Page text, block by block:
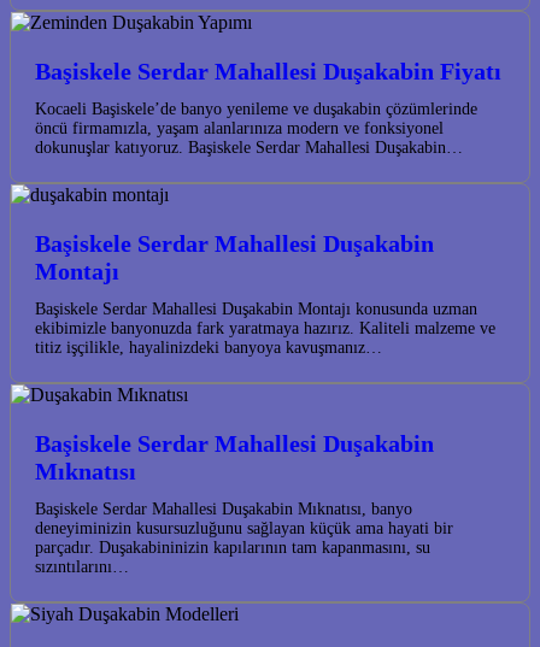
Başiskele Serdar Mahallesi Duşakabin Fiyatı
Kocaeli Başiskele’de banyo yenileme ve duşakabin çözümlerinde
öncü firmamızla, yaşam alanlarınıza modern ve fonksiyonel
dokunuşlar katıyoruz. Başiskele Serdar Mahallesi Duşakabin…
Başiskele Serdar Mahallesi Duşakabin
Montajı
Başiskele Serdar Mahallesi Duşakabin Montajı konusunda uzman
ekibimizle banyonuzda fark yaratmaya hazırız. Kaliteli malzeme ve
titiz işçilikle, hayalinizdeki banyoya kavuşmanız…
Başiskele Serdar Mahallesi Duşakabin
Mıknatısı
Başiskele Serdar Mahallesi Duşakabin Mıknatısı, banyo
deneyiminizin kusursuzluğunu sağlayan küçük ama hayati bir
parçadır. Duşakabininizin kapılarının tam kapanmasını, su
sızıntılarını…